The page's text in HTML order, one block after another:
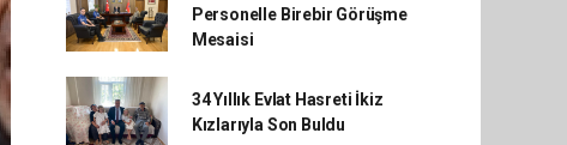
Personelle Birebir Görüşme
Mesaisi
34 Yıllık Evlat Hasreti İkiz
Kızlarıyla Son Buldu